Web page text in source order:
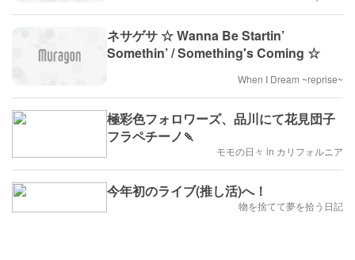
ネサゲサ ☆ Wanna Be Startin’
Somethin’ / Something's Coming ☆
When I Dream ~reprise~
極彩色フォロワーズ、品川にて花見団子
フラペチーノ🍡
モモの日々 in カリフォルニア
今年初のライブ(推し活)へ！
物を捨てて夢を拾う日記